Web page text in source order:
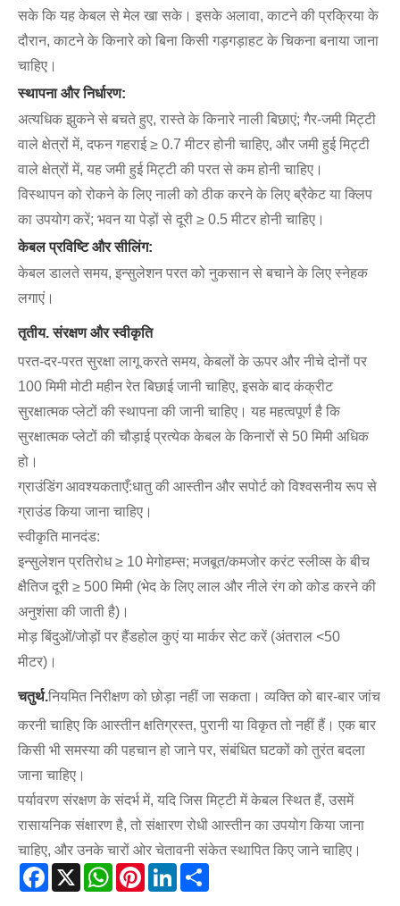
सके कि यह केबल से मेल खा सके। इसके अलावा, काटने की प्रक्रिया के
दौरान, काटने के किनारे को बिना किसी गड़गड़ाहट के चिकना बनाया जाना
चाहिए।
स्थापना और निर्धारण:
अत्यधिक झुकने से बचते हुए, रास्ते के किनारे नाली बिछाएं; गैर-जमी मिट्टी
वाले क्षेत्रों में, दफन गहराई ≥ 0.7 मीटर होनी चाहिए, और जमी हुई मिट्टी
वाले क्षेत्रों में, यह जमी हुई मिट्टी की परत से कम होनी चाहिए।
विस्थापन को रोकने के लिए नाली को ठीक करने के लिए ब्रैकेट या क्लिप
का उपयोग करें; भवन या पेड़ों से दूरी ≥ 0.5 मीटर होनी चाहिए।
केबल प्रविष्टि और सीलिंग:
केबल डालते समय, इन्सुलेशन परत को नुकसान से बचाने के लिए स्नेहक
लगाएं।
तृतीय. संरक्षण और स्वीकृति
परत-दर-परत सुरक्षा लागू करते समय, केबलों के ऊपर और नीचे दोनों पर
100 मिमी मोटी महीन रेत बिछाई जानी चाहिए, इसके बाद कंक्रीट
सुरक्षात्मक प्लेटों की स्थापना की जानी चाहिए। यह महत्वपूर्ण है कि
सुरक्षात्मक प्लेटों की चौड़ाई प्रत्येक केबल के किनारों से 50 मिमी अधिक
हो।
ग्राउंडिंग आवश्यकताएँ:धातु की आस्तीन और सपोर्ट को विश्वसनीय रूप से
ग्राउंड किया जाना चाहिए।
स्वीकृति मानदंड:
इन्सुलेशन प्रतिरोध ≥ 10 मेगोहम्स; मजबूत/कमजोर करंट स्लीव्स के बीच
क्षैतिज दूरी ≥ 500 मिमी (भेद के लिए लाल और नीले रंग को कोड करने की
अनुशंसा की जाती है)।
मोड़ बिंदुओं/जोड़ों पर हैंडहोल कुएं या मार्कर सेट करें (अंतराल <50
मीटर)।
चतुर्थ.नियमित निरीक्षण को छोड़ा नहीं जा सकता। व्यक्ति को बार-बार जांच
करनी चाहिए कि आस्तीन क्षतिग्रस्त, पुरानी या विकृत तो नहीं हैं। एक बार
किसी भी समस्या की पहचान हो जाने पर, संबंधित घटकों को तुरंत बदला
जाना चाहिए।
पर्यावरण संरक्षण के संदर्भ में, यदि जिस मिट्टी में केबल स्थित हैं, उसमें
रासायनिक संक्षारण है, तो संक्षारण रोधी आस्तीन का उपयोग किया जाना
चाहिए, और उनके चारों ओर चेतावनी संकेत स्थापित किए जाने चाहिए।
Facebook
X WhatsAppPinterestLinkedIn